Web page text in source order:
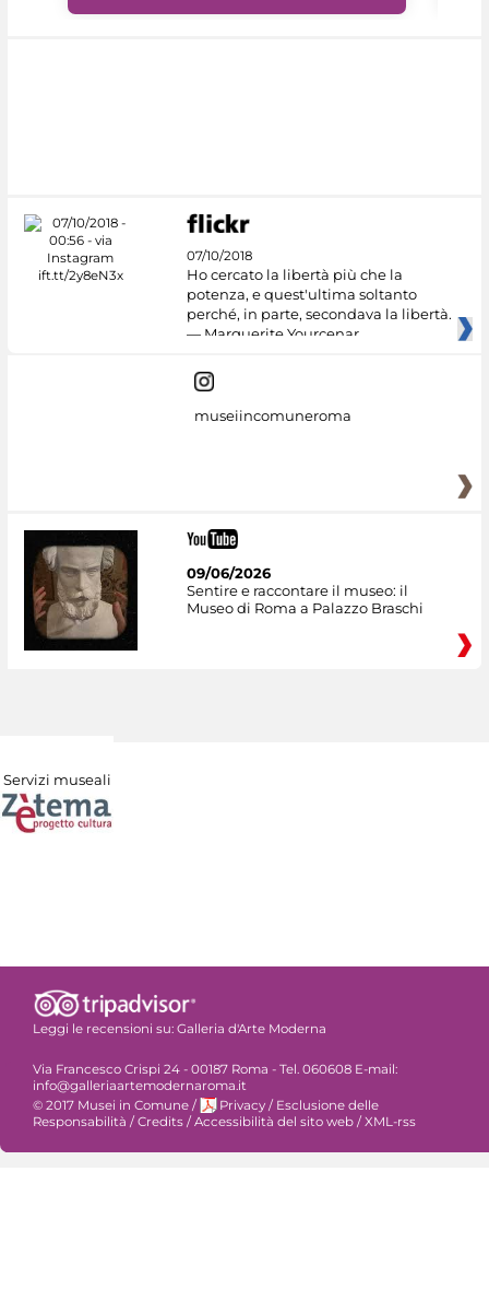
07/10/2018
Ho cercato la libertà più che la
potenza, e quest'ultima soltanto
perché, in parte, secondava la libertà.
— Marguerite Yourcenar
museiincomuneroma
09/06/2026
Sentire e raccontare il museo: il
Museo di Roma a Palazzo Braschi
Servizi museali
Leggi le recensioni su: Galleria d'Arte Moderna
Via Francesco Crispi 24 - 00187 Roma - Tel. 060608 E-mail:
info@galleriaartemodernaroma.it
© 2017 Musei in Comune / Privacy / Esclusione delle
Responsabilità / Credits / Accessibilità del sito web / XML-rss